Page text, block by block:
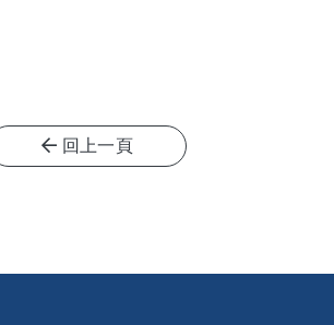
回上一頁